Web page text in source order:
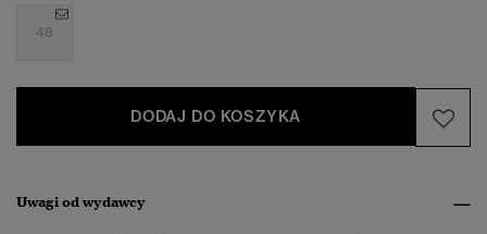
48
DODAJ DO KOSZYKA
Uwagi od wydawcy